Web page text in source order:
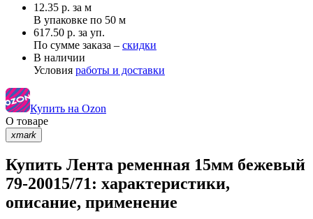
12.35 р. за м
В упаковке по 50 м
617.50 р. за уп.
По сумме заказа – скидки
В наличии
Условия работы и доставки
Купить на Ozon
О товаре
xmark
Купить Лента ременная 15мм бежевый
79-20015/71: характеристики,
описание, применение